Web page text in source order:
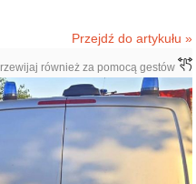
Przejdź do artykułu »
również za pomocą gestów